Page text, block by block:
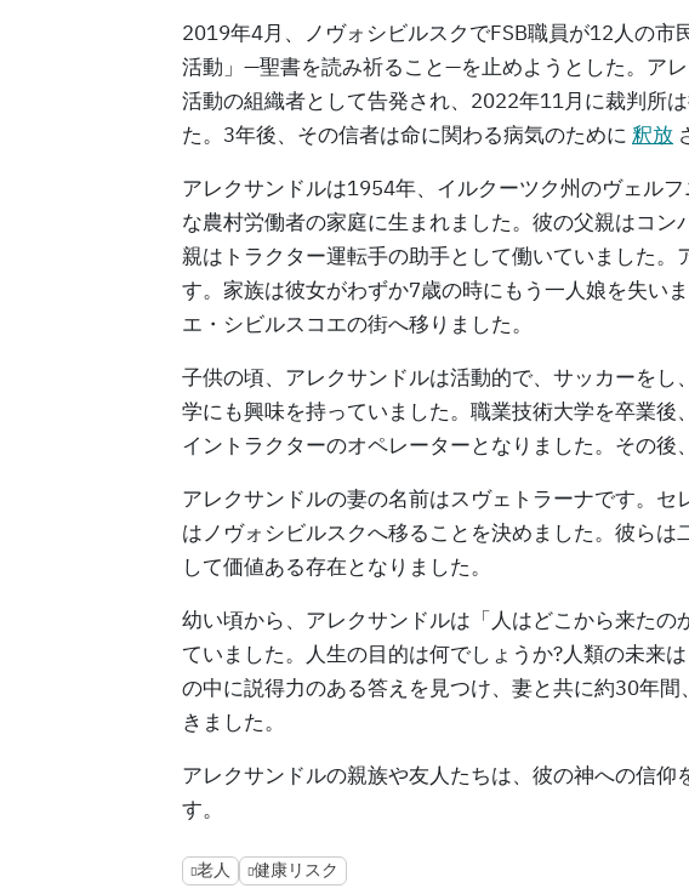
2019年4月、ノヴォシビルスクでFSB職員が12人の市
活動」—聖書を読み祈ること—を止めようとした。ア
活動の組織者として告発され、2022年11月に裁判所
た。3年後、その信者は命に関わる病気のために 釈放
アレクサンドルは1954年、イルクーツク州のヴェル
な農村労働者の家庭に生まれました。彼の父親はコ
親はトラクター運転手の助手として働いていました。
す。家族は彼女がわずか7歳の時にもう一人娘を失い
エ・シビルスコエの街へ移りました。
子供の頃、アレクサンドルは活動的で、サッカーをし
学にも興味を持っていました。職業技術大学を卒業後
イントラクターのオペレーターとなりました。その後
アレクサンドルの妻の名前はスヴェトラーナです。セ
はノヴォシビルスクへ移ることを決めました。彼らは
して価値ある存在となりました。
幼い頃から、アレクサンドルは「人はどこから来たの
ていました。人生の目的は何でしょうか?人類の未来
の中に説得力のある答えを見つけ、妻と共に約30年
きました。
アレクサンドルの親族や友人たちは、彼の神への信仰
す。
老人 健康リスク